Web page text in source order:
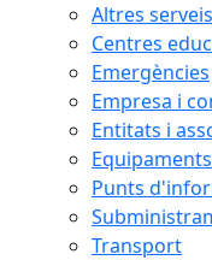
Altres serveis
Centres
Emergències
Empresa i
Entitats i
Punts
Transport